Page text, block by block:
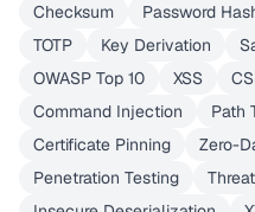
Checksum
Password
TOTP
Key Derivation
OWASP Top 10
XSS
Command Injection
Path
Certificate Pinning
Zero-
Penetration Testing